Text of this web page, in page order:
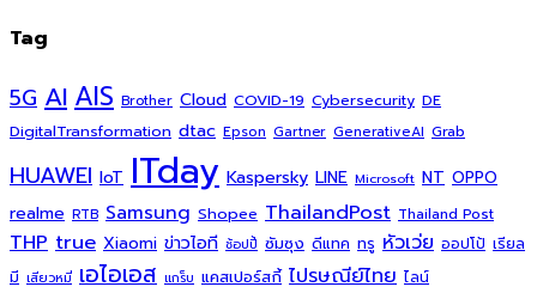
Tag
5G AI AIS Brother Cloud COVID-19 Cybersecurity DE
DigitalTransformation dtac Epson Gartner GenerativeAI Grab
HUAWEI IoT ITday Kaspersky LINE Microsoft NT OPPO
realme RTB Samsung Shopee ThailandPost Thailand Post
THP true Xiaomi ข่าวไอที ช้อปปี้ ซัมซุง ดีแทค ทรู หัวเว่ย ออปโป้ เรียล
มี เสียวหมี่ เอไอเอส แกร็บ แคสเปอร์สกี้ ไปรษณีย์ไทย ไลน์